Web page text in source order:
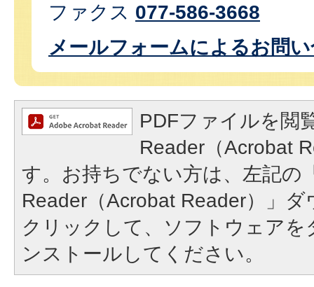
ファクス 077-586-3668
メールフォームによるお問
PDFファイルを閲
Reader（Acrobat
す。お持ちでない方は、左記の
Reader（Acrobat Reader）」
クリックして、ソフトウェア
ンストールしてください。